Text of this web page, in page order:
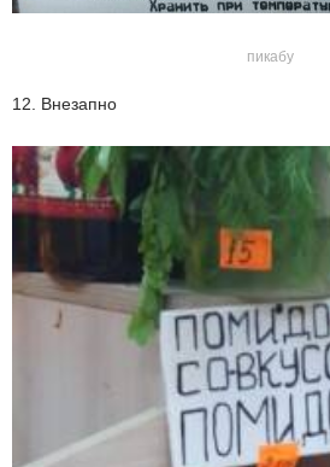
пикабу
12. Внезапно